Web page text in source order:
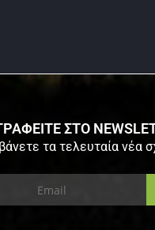
ΣΤΟ
τα τελευταία νέα